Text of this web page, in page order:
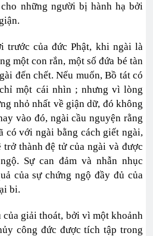
những người bị hành hạ bởi
trước của đức Phật, khi ngài là
một con rắn, một số đứa bé tàn
đến chết. Nếu muốn, Bồ tát có
một cái nhìn ; nhưng vì lòng
nhỏ nhất về giận dữ, đó không
vào đó, ngài cầu nguyện rằng
có với ngài bằng cách giết ngài,
thành đệ tử của ngài và được
Sự can đảm và nhẫn nhục
của sự chứng ngộ đầy đủ của
bi.
của giải thoát, bởi vì một khoảnh
công đức được tích tập trong